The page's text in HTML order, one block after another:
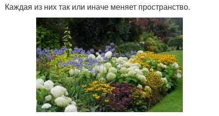
Каждая из них так или иначе меняет пространство.